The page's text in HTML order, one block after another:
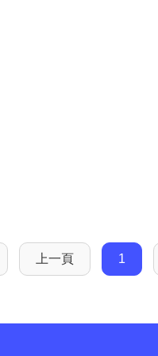
上一頁 1